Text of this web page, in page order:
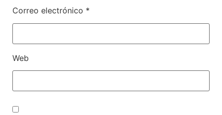
Correo electrónico *
Web